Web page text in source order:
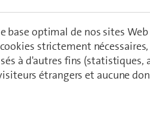
optimal de nos sites
strictement
à d'autres fins (statistiques,
étrangers et aucune